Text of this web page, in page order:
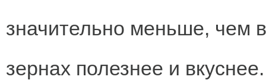
значительно меньше, чем
зернах полезнее и вкуснее.